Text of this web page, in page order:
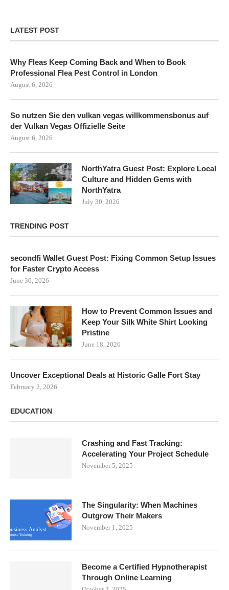
LATEST POST
Why Fleas Keep Coming Back and When to Book
Professional Flea Pest Control in London
August 6, 2026
So nutzen Sie den vulkan vegas willkommensbonus auf
der Vulkan Vegas Offizielle Seite
August 6, 2026
NorthYatra Guest Post: Explore Local
Culture and Hidden Gems with
NorthYatra
July 30, 2026
TRENDING POST
secondfi Wallet Guest Post: Fixing Common Setup Issues
for Faster Crypto Access
June 30, 2026
How to Prevent Common Issues and
Keep Your Silk White Shirt Looking
Pristine
June 18, 2026
Uncover Exceptional Deals at Historic Galle Fort Stay
February 2, 2026
EDUCATION
Crashing and Fast Tracking:
Accelerating Your Project Schedule
November 5, 2025
The Singularity: When Machines
Outgrow Their Makers
November 1, 2025
Become a Certified Hypnotherapist
Through Online Learning